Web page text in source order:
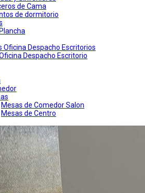
de Cama
de dormitorio
Oficina Despacho Escritorios
Despacho Escritorio
Mesas de Comedor Salon
Mesas de Centro